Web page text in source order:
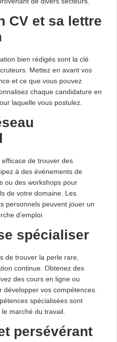
CV et sa lettre
bien rédigés sont la clé
Mettez en avant vos
et ce que vous pouvez
chaque candidature en
laquelle vous postulez.
de trouver des
à des événements de
ou des workshops pour
de votre domaine. Les
personnels peuvent jouer un
d’emploi.
spécialiser
de trouver la perle rare,
continue. Obtenez des
des cours en ligne ou
vos compétences.
spécialisées sont
marché du travail.
persévérant